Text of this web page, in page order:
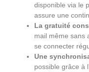
disponible via le
assure une
La gratuité
mail même sans
se connecter
Une
possible grâce à